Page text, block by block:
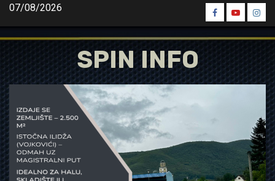
Skip
content
07/08/2026
Spin
Facebook
Spin
Youtube
Spin
SPIN INFO